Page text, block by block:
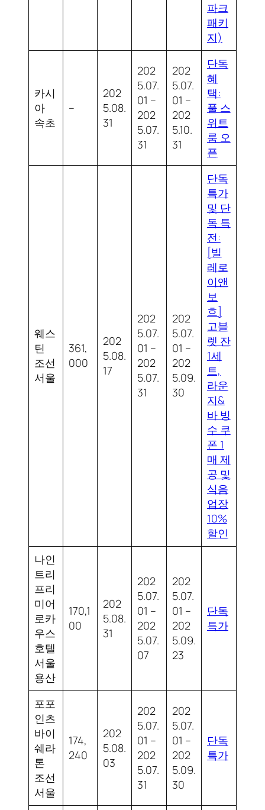
파크
패키
지)
카시
아
속초
–
202
5.08.
31
202
5.07.
01 –
202
5.07.
31
202
5.07.
01 –
202
5.10.
31
단독
혜
택:
풀 스
위트
룸 오
픈
웨스
틴
조선
서울
361,
000
202
5.08.
17
202
5.07.
01 –
202
5.07.
31
202
5.07.
01 –
202
5.09.
30
단독
특가
및 단
독 특
전:
[빌
레로
이앤
보
흐]
고블
렛 잔
1세
트,
라운
지&
바 빙
수 쿠
폰 1
매 제
공 및
식음
업장
10%
할인
나인
트리
프리
미어
로카
우스
호텔
서울
용산
170,1
00
202
5.08.
31
202
5.07.
01 –
202
5.07.
07
202
5.07.
01 –
202
5.09.
23
단독
특가
포포
인츠
바이
쉐라
톤
조선
서울
174,
240
202
5.08.
03
202
5.07.
01 –
202
5.07.
31
202
5.07.
01 –
202
5.09.
30
단독
특가